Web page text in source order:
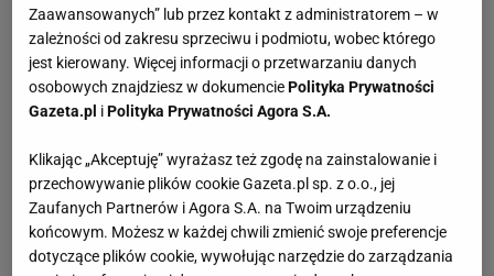
Zaawansowanych” lub przez kontakt z administratorem – w
zależności od zakresu sprzeciwu i podmiotu, wobec którego
jest kierowany. Więcej informacji o przetwarzaniu danych
osobowych znajdziesz w dokumenciePolityka Prywatności
Gazeta.pl iPolityka Prywatności Agora S.A.
Klikając „Akceptuję” wyrażasz też zgodę na zainstalowanie i
przechowywanie plików cookie Gazeta.pl sp. z o.o., jej
Zaufanych Partnerów i Agora S.A. na Twoim urządzeniu
końcowym. Możesz w każdej chwili zmienić swoje preferencje
dotyczące plików cookie, wywołując narzędzie do zarządzania